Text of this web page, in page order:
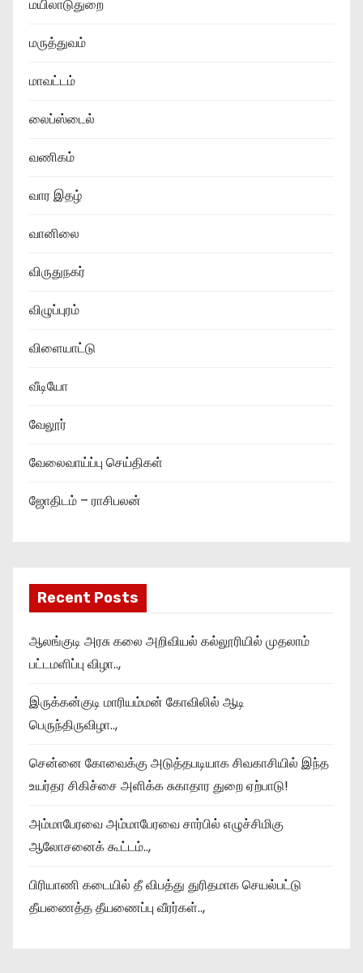
மயிலாடுதுறை
மருத்துவம்
மாவட்டம்
லைப்ஸ்டைல்
வணிகம்
வார இதழ்
வானிலை
விருதுநகர்
விழுப்புரம்
விளையாட்டு
வீடியோ
வேலூர்
வேலைவாய்ப்பு செய்திகள்
ஜோதிடம் – ராசிபலன்
Recent Posts
ஆலங்குடி அரசு கலை அறிவியல் கல்லூரியில் முதலாம்
பட்டமளிப்பு விழா..,
இருக்கன்குடி மாரியம்மன் கோவிலில் ஆடி
பெருந்திருவிழா..,
சென்னை கோவைக்கு அடுத்தபடியாக சிவகாசியில் இந்த
உயர்தர சிகிச்சை அளிக்க சுகாதார துறை ஏற்பாடு!
அம்மாபேரவை அம்மாபேரவை சார்பில் எழுச்சிமிகு
ஆலோசனைக் கூட்டம்..,
பிரியாணி கடையில் தீ விபத்து துரிதமாக செயல்பட்டு
தீயணைத்த தீயணைப்பு வீரர்கள்..,